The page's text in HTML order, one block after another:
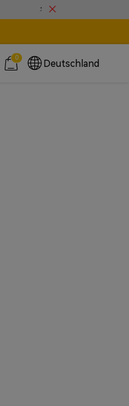
⚡ Schneller
0
Deutschland